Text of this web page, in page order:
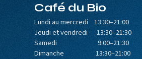
Café du Bio
Lundi au mercredi 13:30–21:00
Jeudi et vendredi 13:30–21:30
Samedi 9:00–21:30
Dimanche 13:30–21:00